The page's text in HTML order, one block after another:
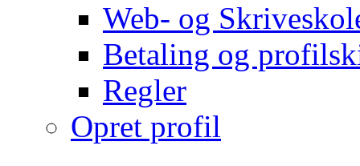
Web- og
Betaling og
Regler
Opret profil